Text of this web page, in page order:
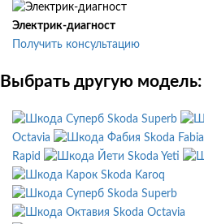
Электрик-диагност
Получить консультацию
Выбрать другую модель:
Skoda Superb
Octavia
Skoda Fabia
Rapid
Skoda Yeti
Skoda Karoq
Skoda Superb
Skoda Octavia